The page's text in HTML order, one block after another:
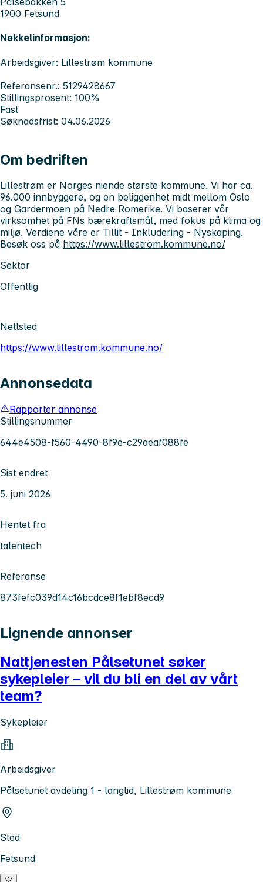
1900 Fetsund
Nøkkelinformasjon:
Arbeidsgiver: Lillestrøm kommune
Referansenr.: 5129428667
Stillingsprosent: 100%
Fast
Søknadsfrist: 04.06.2026
Om bedriften
Lillestrøm er Norges niende største kommune. Vi har ca.
96.000 innbyggere, og en beliggenhet midt mellom Oslo
og Gardermoen på Nedre Romerike. Vi baserer vår
virksomhet på FNs bærekraftsmål, med fokus på klima og
miljø. Verdiene våre er Tillit - Inkludering - Nyskaping.
Besøk oss på https://www.lillestrom.kommune.no/
Sektor
Offentlig
Nettsted
https://www.lillestrom.kommune.no/
Annonsedata
Rapporter annonse
Stillingsnummer
644e4508-f560-4490-8f9e-c29aeaf088fe
Sist endret
5. juni 2026
Hentet fra
talentech
Referanse
873fefc039d14c16bcdce8f1ebf8ecd9
Lignende annonser
Nattjenesten Pålsetunet søker
sykepleier – vil du bli en del av vårt
team?
Sykepleier
Arbeidsgiver
Pålsetunet avdeling 1 - langtid, Lillestrøm kommune
Sted
Fetsund